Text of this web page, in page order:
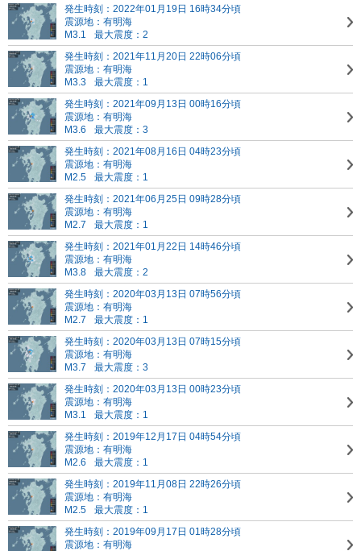
発生時刻：2022年01月19日 16時34分頃
震源地：有明海
M3.1
最大震度：2
発生時刻：2021年11月20日 22時06分頃
震源地：有明海
M3.3
最大震度：1
発生時刻：2021年09月13日 00時16分頃
震源地：有明海
M3.6
最大震度：3
発生時刻：2021年08月16日 04時23分頃
震源地：有明海
M2.5
最大震度：1
発生時刻：2021年06月25日 09時28分頃
震源地：有明海
M2.7
最大震度：1
発生時刻：2021年01月22日 14時46分頃
震源地：有明海
M3.8
最大震度：2
発生時刻：2020年03月13日 07時56分頃
震源地：有明海
M2.7
最大震度：1
発生時刻：2020年03月13日 07時15分頃
震源地：有明海
M3.7
最大震度：3
発生時刻：2020年03月13日 00時23分頃
震源地：有明海
M3.1
最大震度：1
発生時刻：2019年12月17日 04時54分頃
震源地：有明海
M2.6
最大震度：1
発生時刻：2019年11月08日 22時26分頃
震源地：有明海
M2.5
最大震度：1
発生時刻：2019年09月17日 01時28分頃
震源地：有明海